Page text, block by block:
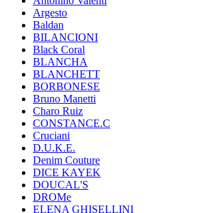
Argesto
Baldan
BILANCIONI
Black Coral
BLANCHA
BLANCHETT
BORBONESE
Bruno Manetti
Charo Ruiz
CONSTANCE.C
Cruciani
D.U.K.E.
Denim Couture
DICE KAYEK
DOUCAL'S
DROMe
ELENA GHISELLINI